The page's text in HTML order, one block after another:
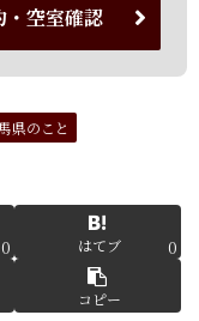
・空室確認
県のこと
0 はてブ 0
コピー